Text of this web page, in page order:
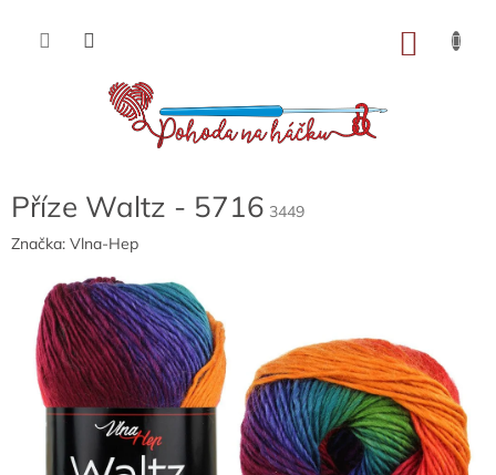
obsah
Příze Waltz - 5716 3449
Značka: Vlna-Hep